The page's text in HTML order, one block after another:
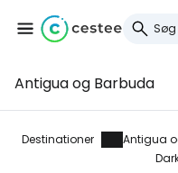
Antigua og Barbuda
Destinationer Antigua
Log ind
... det
rejsefællesskab